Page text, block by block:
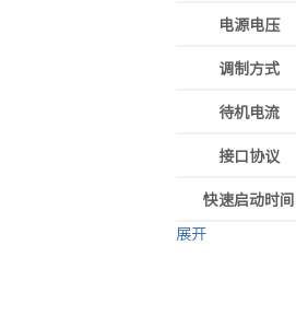
电源电压
调制方式
待机电流
接口协议
快速启动时间
展开